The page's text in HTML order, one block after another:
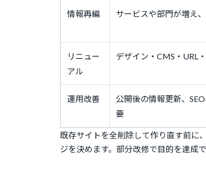
情報再編 サービスや部門が増え
リニュー
アル
デザイン・CMS・URL
運用改善
公開後の情報更新、
要
既存サイトを全削除して作り直す前に
ジを決めます。部分改修で目的を達成